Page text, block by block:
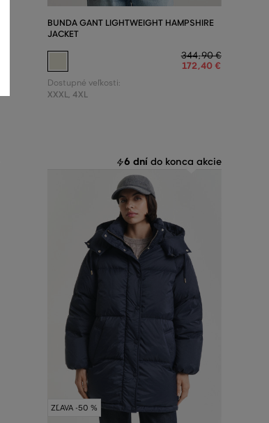
BUNDA GANT LIGHTWEIGHT HAMPSHIRE
JACKET
344,90 €
172,40 €
Dostupné veľkosti:
XXXL, 4XL
6 dnído konca akcie
ZĽAVA -50 %